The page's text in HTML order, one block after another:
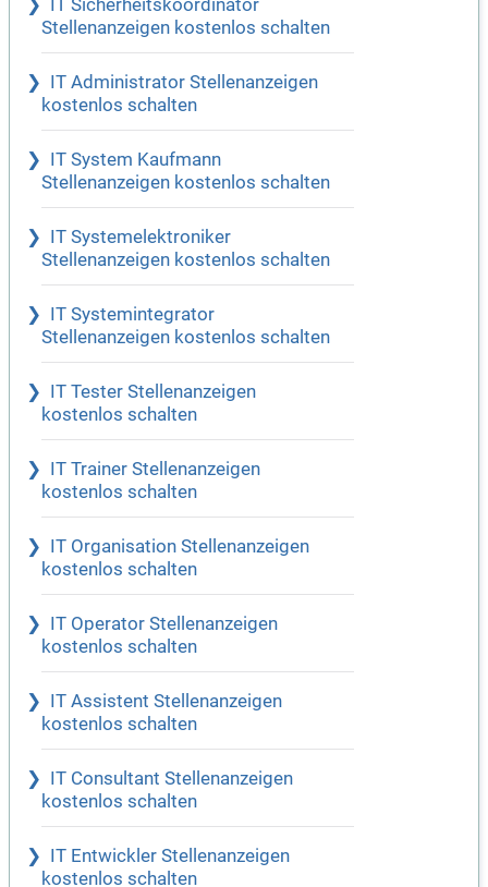
IT Sicherheitskoordinator
Stellenanzeigen kostenlos schalten
IT Administrator Stellenanzeigen
kostenlos schalten
IT System Kaufmann
Stellenanzeigen kostenlos schalten
IT Systemelektroniker
Stellenanzeigen kostenlos schalten
IT Systemintegrator
Stellenanzeigen kostenlos schalten
IT Tester Stellenanzeigen
kostenlos schalten
IT Trainer Stellenanzeigen
kostenlos schalten
IT Organisation Stellenanzeigen
kostenlos schalten
IT Operator Stellenanzeigen
kostenlos schalten
IT Assistent Stellenanzeigen
kostenlos schalten
IT Consultant Stellenanzeigen
kostenlos schalten
IT Entwickler Stellenanzeigen
kostenlos schalten